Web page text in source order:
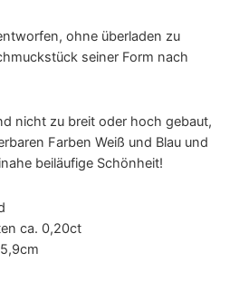
ohne überladen zu
seiner Form nach
nicht zu breit oder hoch gebaut,
Farben Weiß und Blau und
beiläufige Schönheit!
ca. 0,20ct